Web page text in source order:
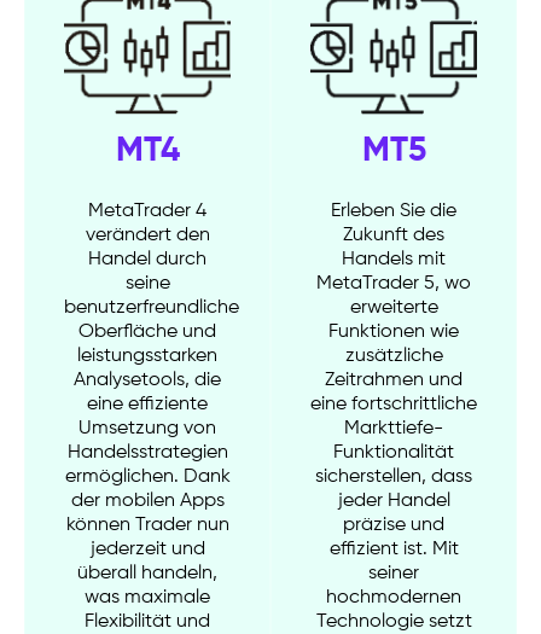
MT4
MetaTrader 4
verändert den
Handel durch
seine
benutzerfreundliche
Oberfläche und
leistungsstarken
Analysetools, die
eine effiziente
Umsetzung von
Handelsstrategien
ermöglichen. Dank
der mobilen Apps
können Trader nun
jederzeit und
überall handeln,
was maximale
Flexibilität und
MT5
Erleben Sie die
Zukunft des
Handels mit
MetaTrader 5, wo
erweiterte
Funktionen wie
zusätzliche
Zeitrahmen und
eine fortschrittliche
Markttiefe-
Funktionalität
sicherstellen, dass
jeder Handel
präzise und
effizient ist. Mit
seiner
hochmodernen
Technologie setzt